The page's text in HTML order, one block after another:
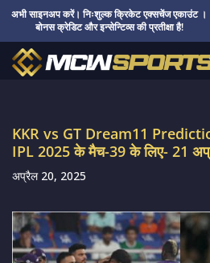
अभी साइनअप करें। निःशुल्क क्रिकेट एक्सचेंज एकाउंट ।
बोनस क्रेडिट और इन्सेन्टिव्स की प्रतीक्षा है!
KKR vs GT Dream11
IPL 2025 के मैच-39 के लिए- 21
अप्रैल 20, 2025